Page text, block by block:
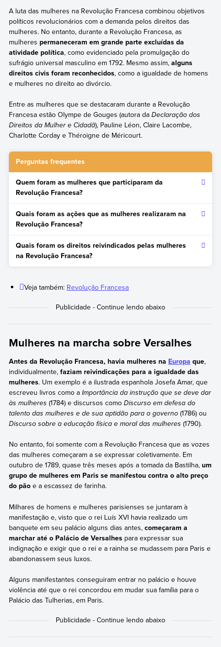
A luta das mulheres na Revolução Francesa combinou objetivos
políticos revolucionários com a demanda pelos direitos das
mulheres. No entanto, durante a Revolução Francesa, as
mulheres permaneceram em grande parte excluídas da
atividade política, como evidenciado pela promulgação do
sufrágio universal masculino em 1792. Mesmo assim, alguns
direitos civis foram reconhecidos, como a igualdade de homens
e mulheres no direito ao divórcio.
Entre as mulheres que se destacaram durante a Revolução
Francesa estão Olympe de Gouges (autora da Declaração dos
Direitos da Mulher e Cidadã), Pauline Léon, Claire Lacombe,
Charlotte Corday e Théroigne de Méricourt.
Perguntas frequentes
Quem foram as mulheres que participaram da
Revolução Francesa?
Francesa. Entre elas estão: Olympe de Gouges, Pauline Léon,
Claire Lacombe, Marie-Jeanne Roland, Germaine de Staël,
Quais foram as ações que as mulheres realizaram na
Revolução Francesa?
escassez de alimentos ou contra o Antigo Regime. Algumas
mulheres com certos recursos colaboraram com a causa
panfletos políticos, apresentavam reivindicações de igualdade
mulheres que contribuíam para uma ou outra facção
revolucionária (embora em 1793 todas as sociedades de
Quais foram os direitos reivindicados pelas mulheres
na Revolução Francesa?
Francesa exigiam igualdade entre homens e mulheres em
áreas como participação política, direito de voto e educação.
Embora tenham conquistado alguns direitos civis, sua
participação política permaneceu restrita.
Veja também: Revolução Francesa
Mulheres na marcha sobre Versalhes
Antes da Revolução Francesa, havia mulheres na Europa que,
individualmente, faziam reivindicações para a igualdade das
mulheres. Um exemplo é a ilustrada espanhola Josefa Amar, que
escreveu livros como a Importância da instrução que se deve dar
às mulheres (1784) e discursos como Discurso em defesa do
talento das mulheres e de sua aptidão para o governo(1786) ou
Discurso sobre a educação física e moral das mulheres (1790).
No entanto, foi somente com a Revolução Francesa que as vozes
das mulheres começaram a se expressar coletivamente. Em
outubro de 1789, quase três meses após a tomada da Bastilha, um
grupo de mulheres em Paris se manifestou contra o alto preço
do pãoe a escassez de farinha.
Milhares de homens e mulheres parisienses se juntaram à
manifestação e, visto que o rei Luís XVI havia realizado um
banquete em seu palácio alguns dias antes, começaram a
marchar até o Palácio de Versalhespara expressar sua
indignação e exigir que o rei e a rainha se mudassem para Paris e
abandonassem seus luxos.
Alguns manifestantes conseguiram entrar no palácio e houve
violência até que o rei concordou em mudar sua família para o
Palácio das Tulherias, em Paris.